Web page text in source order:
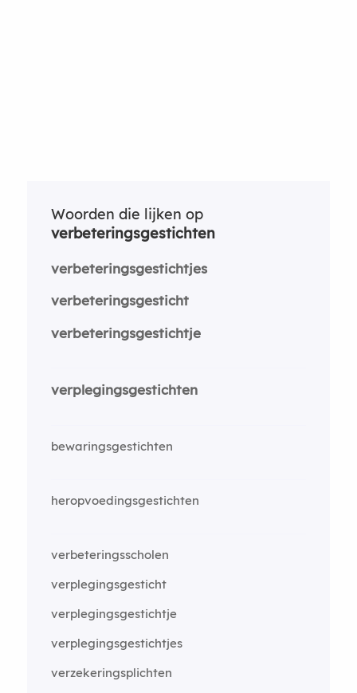
Woorden die lijken op
verbeteringsgestichten
verbeteringsgestichtjes
verbeteringsgesticht
verbeteringsgestichtje
verplegingsgestichten
bewaringsgestichten
heropvoedingsgestichten
verbeteringsscholen
verplegingsgesticht
verplegingsgestichtje
verplegingsgestichtjes
verzekeringsplichten